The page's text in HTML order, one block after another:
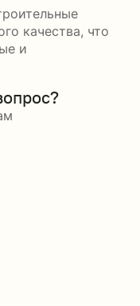
качества, что
и